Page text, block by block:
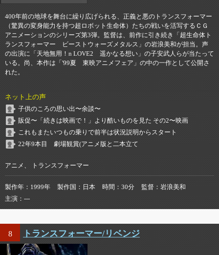
400年前の地球を舞台に繰り広げられる、正義と悪のトランスフォーマー
（驚異の変身能力を持つ超ロボット生命体）たちの戦いを活写するＣＧ
アニメーションのシリーズ第3弾。監督は、前作に引き続き「超生命体ト
ランスフォーマー ビーストウォーズメタルス」の岩浪美和が担当。声
の出演に「天地無用！n LOVE2 遥かなる想い」の子安武人らが当たって
いる。尚、本作は「'99夏 東映アニメフェア」の中の一作として公開さ
れた。
ネット上の声
子供のころの思い出〜余談〜
販促〜「続きは映画で！」より酷いものを見た その2〜映画
これもまたいつもの乗りで前半は状況説明からスタート
22年9本目 劇場観賞(アニメ版と二本立て
アニメ、 トランスフォーマー
製作年 1999年 製作国 日本 時間 30分 監督
岩浪美和
主演
---
8 トランスフォーマー/リベンジ